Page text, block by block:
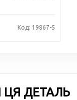
Код: 19867-5
ЦЯ ДЕТАЛЬ